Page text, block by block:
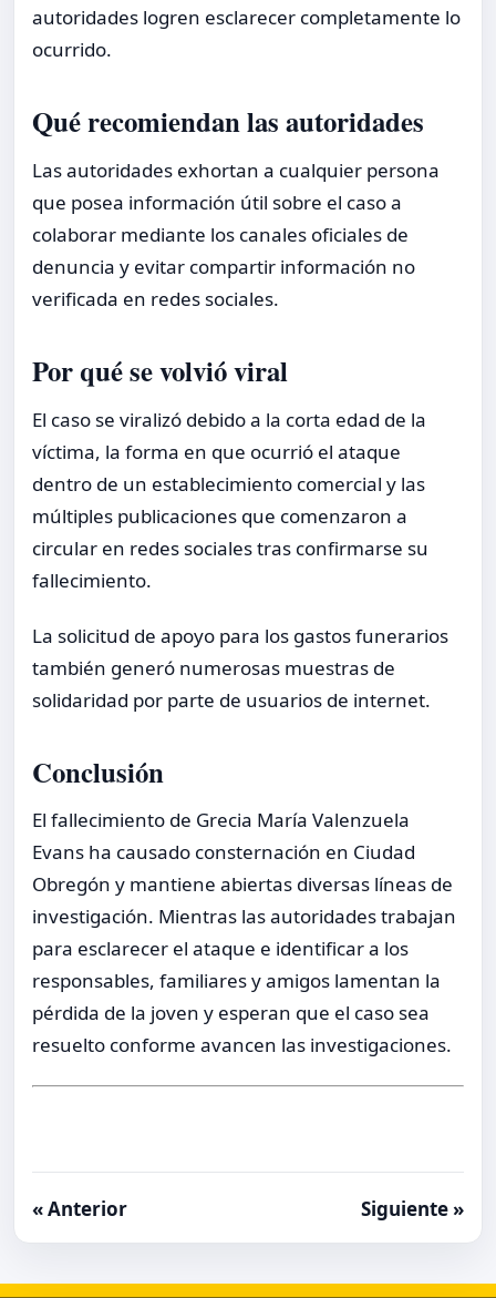
autoridades logren esclarecer completamente lo
ocurrido.
Qué recomiendan las autoridades
Las autoridades exhortan a cualquier persona
que posea información útil sobre el caso a
colaborar mediante los canales oficiales de
denuncia y evitar compartir información no
verificada en redes sociales.
Por qué se volvió viral
El caso se viralizó debido a la corta edad de la
víctima, la forma en que ocurrió el ataque
dentro de un establecimiento comercial y las
múltiples publicaciones que comenzaron a
circular en redes sociales tras confirmarse su
fallecimiento.
La solicitud de apoyo para los gastos funerarios
también generó numerosas muestras de
solidaridad por parte de usuarios de internet.
Conclusión
El fallecimiento de Grecia María Valenzuela
Evans ha causado consternación en Ciudad
Obregón y mantiene abiertas diversas líneas de
investigación. Mientras las autoridades trabajan
para esclarecer el ataque e identificar a los
responsables, familiares y amigos lamentan la
pérdida de la joven y esperan que el caso sea
resuelto conforme avancen las investigaciones.
« Anterior Siguiente »